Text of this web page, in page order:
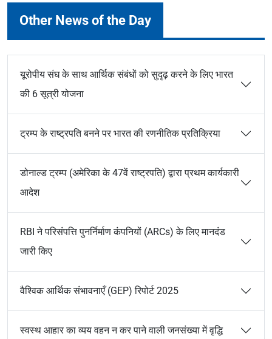
Other News of the Day
यूरोपीय संघ के साथ आर्थिक संबंधों को सुदृढ़ करने के लिए भारत
की 6 सूत्री योजना
ट्रम्प के राष्ट्रपति बनने पर भारत की रणनीतिक प्रतिक्रिया
डोनाल्ड ट्रम्प (अमेरिका के 47वें राष्ट्रपति) द्वारा प्रथम कार्यकारी
आदेश
RBI ने परिसंपत्ति पुनर्निर्माण कंपनियों (ARCs) के लिए मानदंड
जारी किए
वैश्विक आर्थिक संभावनाएँ (GEP) रिपोर्ट 2025
स्वस्थ आहार का व्यय वहन न कर पाने वाली जनसंख्या में वृद्धि